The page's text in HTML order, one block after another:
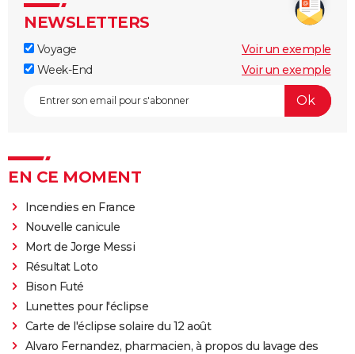
NEWSLETTERS
Voyage
Voir un exemple
Week-End
Voir un exemple
EN CE MOMENT
Incendies en France
Nouvelle canicule
Mort de Jorge Messi
Résultat Loto
Bison Futé
Lunettes pour l'éclipse
Carte de l'éclipse solaire du 12 août
Alvaro Fernandez, pharmacien, à propos du lavage des